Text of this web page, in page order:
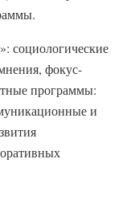
социологические
фокус-
программы:
и